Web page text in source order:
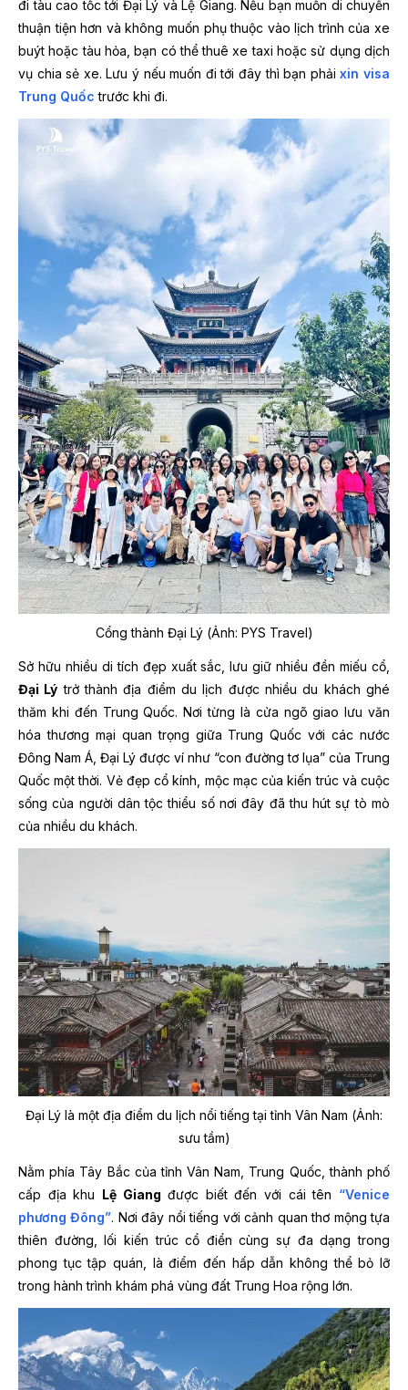
đi tàu cao tốc tới Đại Lý và Lệ Giang. Nếu bạn muốn di chuyển
thuận tiện hơn và không muốn phụ thuộc vào lịch trình của xe
buýt hoặc tàu hỏa, bạn có thể thuê xe taxi hoặc sử dụng dịch
vụ chia sẻ xe. Lưu ý nếu muốn đi tới đây thì bạn phảixin visa
Trung Quốc trước khi đi.
Cổng thành Đại Lý (Ảnh: PYS Travel)
Sở hữu nhiều di tích đẹp xuất sắc, lưu giữ nhiều đền miếu cổ,
Đại Lý trở thành địa điểm du lịch được nhiều du khách ghé
thăm khi đến Trung Quốc. Nơi từng là cửa ngõ giao lưu văn
hóa thương mại quan trọng giữa Trung Quốc với các nước
Đông Nam Á, Đại Lý được ví như “con đường tơ lụa” của Trung
Quốc một thời. Vẻ đẹp cổ kính, mộc mạc của kiến trúc và cuộc
sống của người dân tộc thiểu số nơi đây đã thu hút sự tò mò
của nhiều du khách.
Đại Lý là một địa điểm du lịch nổi tiếng tại tỉnh Vân Nam (Ảnh:
sưu tầm)
Nằm phía Tây Bắc của tỉnh Vân Nam, Trung Quốc, thành phố
cấp địa khu Lệ Giang được biết đến với cái tên “Venice
phương Đông”. Nơi đây nổi tiếng với cảnh quan thơ mộng tựa
thiên đường, lối kiến trúc cổ điển cùng sự đa dạng trong
phong tục tập quán, là điểm đến hấp dẫn không thể bỏ lỡ
trong hành trình khám phá vùng đất Trung Hoa rộng lớn.